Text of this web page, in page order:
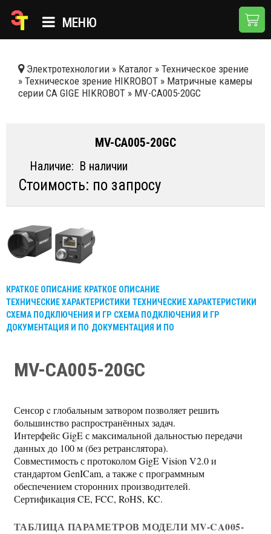
МЕНЮ
КАТАЛОГ
НОВОСТИ
ДОСТАВКА И ОПЛАТА
КОНТАКТЫ
Электротехнологии » Каталог » Техническое зрение
» Техническое зрение HIKROBOT » Матричные камеры
серии CA GIGE HIKROBOT » MV-CA005-20GC
MV-CA005-20GC
Наличие: В наличии
Стоимость: по запросу
КРАТКОЕ ОПИСАНИЕ КРАТКОЕ ОПИСАНИЕ
ТЕХНИЧЕСКИЕ ХАРАКТЕРИСТИКИ ТЕХНИЧЕСКИЕ ХАРАКТЕРИСТИКИ
СХЕМА ПОДКЛЮЧЕНИЯ И ГР СХЕМА ПОДКЛЮЧЕНИЯ И ГР
ДОКУМЕНТАЦИЯ И ПО ДОКУМЕНТАЦИЯ И ПО
MV-CA005-20GC
Сенсор c глобальным затвором позволяет решить
большинство распространённых задач.
Интерфейс GigE с максимальной дальностью передачи
данных до 100 м (без ретранслятора).
Совместимость с протоколом GigE Vision V2.0 и
стандартом GenICam, а также с программным
обеспечением сторонних производителей.
Сертификация CE, FCC, RoHS, KC.
ТАБЛИЦА ПАРАМЕТРОВ МОДЕЛИ MV-CA005-